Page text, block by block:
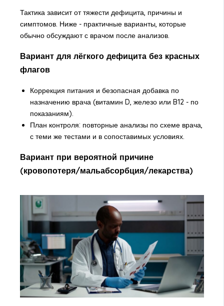
Тактика зависит от тяжести дефицита, причины и
симптомов. Ниже - практичные варианты, которые
обычно обсуждают с врачом после анализов.
Вариант для лёгкого дефицита без красных
флагов
Коррекция питания и безопасная добавка по
назначению врача (витамин D, железо или B12 - по
показаниям).
План контроля: повторные анализы по схеме врача,
с теми же тестами и в сопоставимых условиях.
Вариант при вероятной причине
(кровопотеря/мальабсорбция/лекарства)